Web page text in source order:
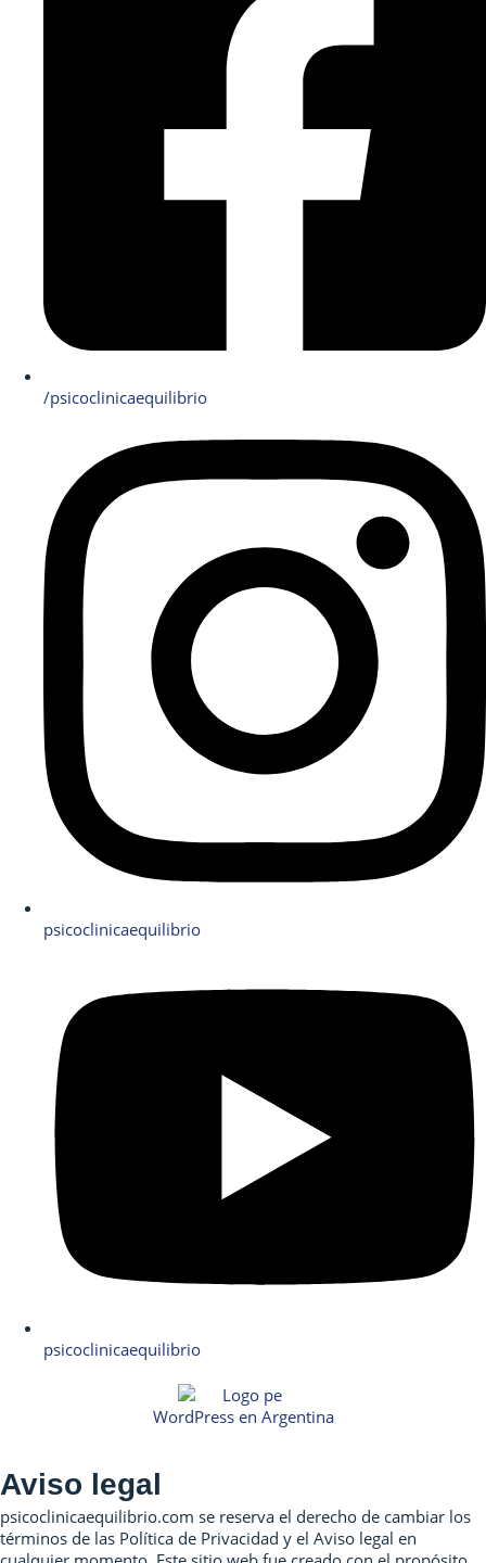
/psicoclinicaequilibrio
psicoclinicaequilibrio
psicoclinicaequilibrio
WordPress en Argentina
Aviso legal
psicoclinicaequilibrio.com se reserva el derecho de cambiar los
términos de las Política de Privacidad y el Aviso legal en